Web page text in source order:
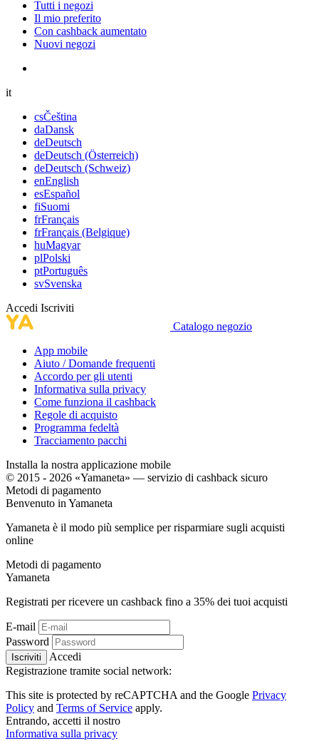
Tutti i negozi
Il mio preferito
Con cashback aumentato
Nuovi negozi
it
csČeština
daDansk
deDeutsch
deDeutsch (Österreich)
deDeutsch (Schweiz)
enEnglish
esEspañol
fiSuomi
frFrançais
frFrançais (Belgique)
huMagyar
plPolski
ptPortuguês
svSvenska
Accedi Iscriviti
Catalogo negozio
App mobile
Aiuto / Domande frequenti
Accordo per gli utenti
Informativa sulla privacy
Come funziona il cashback
Regole di acquisto
Programma fedeltà
Tracciamento pacchi
Installa la nostra applicazione mobile
© 2015 - 2026 «Yamaneta» — servizio di cashback sicuro
Metodi di pagamento
Benvenuto in Yamaneta
Yamaneta è il modo più semplice per risparmiare sugli acquisti
online
Metodi di pagamento
Yamaneta
Registrati per ricevere un cashback fino a 35% dei tuoi acquisti
E-mail
Password
Iscriviti
Accedi
Registrazione tramite social network:
This site is protected by reCAPTCHA and the Google Privacy
Policy and Terms of Service apply.
Entrando, accetti il ​​nostro
Informativa sulla privacy